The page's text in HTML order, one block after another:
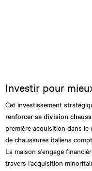
Investir pour
Cet investissement
renforcer sa division
première acquisition dans
de chaussures italiens
La maison s'engage
travers l'acquisition